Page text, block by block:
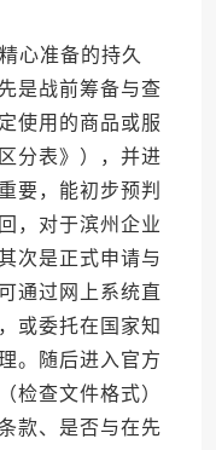
准备的持久
是战前筹备与查
使用的商品或服
分表》），并进
要，能初步预判
，对于滨州企业
次是正式申请与
通过网上系统直
或委托在国家知
。随后进入官方
检查文件格式）
款、是否与在先